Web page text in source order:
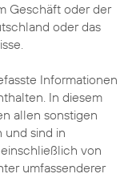
Geschäft oder der
oder das
Informationen
In diesem
allen sonstigen
sind in
von
umfassenderer